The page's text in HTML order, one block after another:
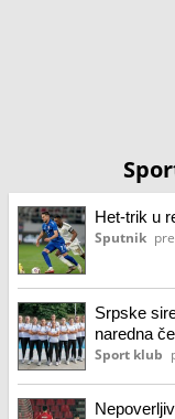
Het-trik u
Sputnik
Srpske
naredna
Sport klub